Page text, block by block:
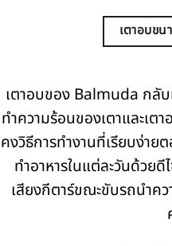
เตาอบข
เตาอบของ Balmuda กลั
ทำความร้อนของเตาและเต
คงวิธีการทำงานที่เรียบง่าย
ทำอาหารในแต่ละวันด้วย
เสียงกีตาร์ขณะขับรถนำค